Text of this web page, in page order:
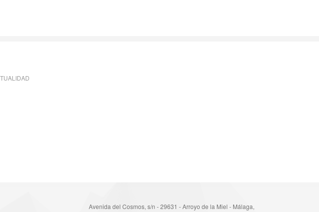
Avenida del Cosmos, s/n - 29631 - Arroyo de la Miel - Málaga,